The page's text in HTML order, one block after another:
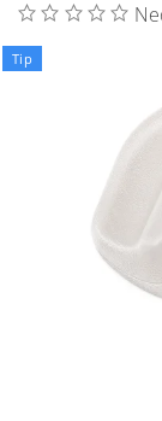
Tip